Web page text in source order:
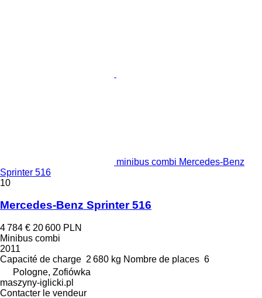
minibus combi Mercedes-Benz
Sprinter 516
10
Mercedes-Benz Sprinter 516
4 784 € 20 600 PLN
Minibus combi
2011
Capacité de charge 2 680 kg Nombre de places 6
Pologne, Zofiówka
maszyny-iglicki.pl
Contacter le vendeur